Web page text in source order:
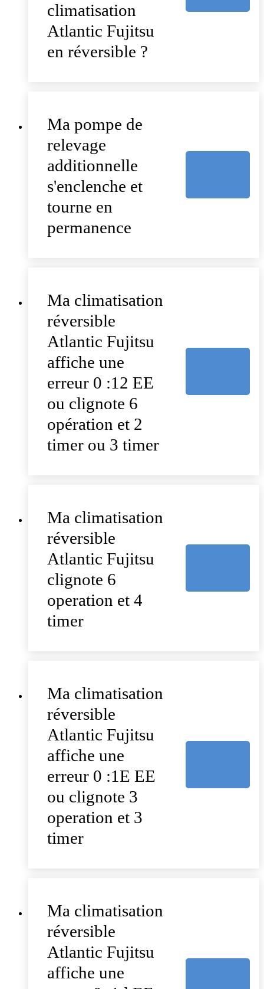
climatisation
Atlantic Fujitsu
en réversible ?
Ma pompe de
relevage
additionnelle
s'enclenche et
tourne en
permanence
Ma climatisation
réversible
Atlantic Fujitsu
affiche une
erreur 0 :12 EE
ou clignote 6
opération et 2
timer ou 3 timer
Ma climatisation
réversible
Atlantic Fujitsu
clignote 6
operation et 4
timer
Ma climatisation
réversible
Atlantic Fujitsu
affiche une
erreur 0 :1E EE
ou clignote 3
operation et 3
timer
Ma climatisation
réversible
Atlantic Fujitsu
affiche une